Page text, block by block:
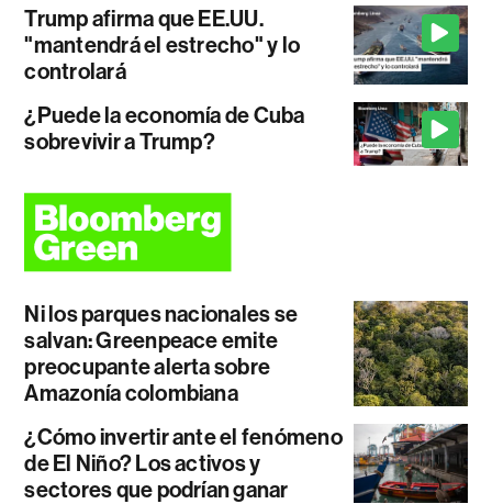
Trump afirma que EE.UU.
"mantendrá el estrecho" y lo
controlará
¿Puede la economía de Cuba
sobrevivir a Trump?
Ni los parques nacionales se
salvan: Greenpeace emite
preocupante alerta sobre
Amazonía colombiana
¿Cómo invertir ante el fenómeno
de El Niño? Los activos y
sectores que podrían ganar